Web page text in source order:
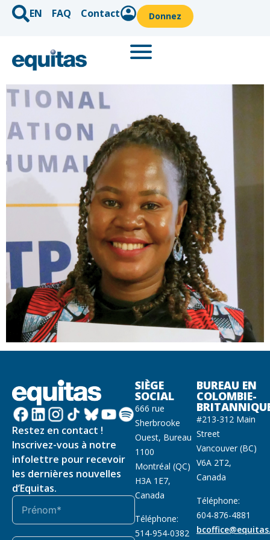
EN FAQ Contact Donnez
Restez en contact !
Inscrivez-vous à notre
infolettre pour recevoir
les dernières nouvelles
d’Equitas.
SIÈGE
SOCIAL
666 rue
Sherbrooke
Ouest, Bureau
1100
Montréal (QC)
H3A 1E7,
Canada
Téléphone:
514-954-0382
BUREAU EN
COLOMBIE-
#213-312 Main
Street
Vancouver (BC)
V6A 2T2,
Canada
Téléphone:
604-876-4881